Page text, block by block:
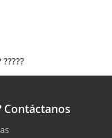
Contáctanos